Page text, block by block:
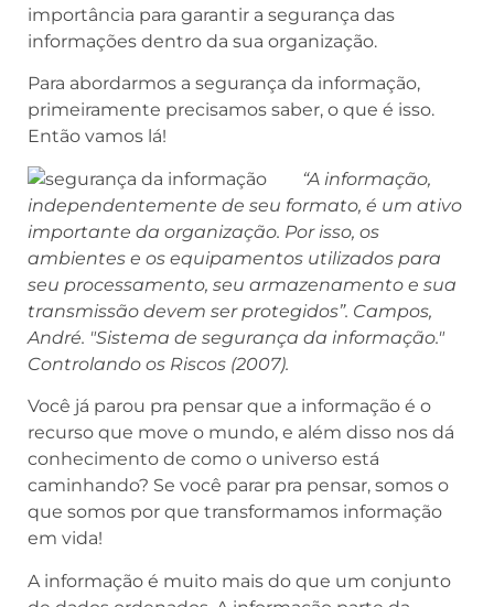
importância para garantir a segurança das
informações dentro da sua organização.
Para abordarmos a segurança da informação,
primeiramente precisamos saber, o que é isso.
Então vamos lá!
“A informação,
independentemente de seu formato, é um ativo
importante da organização. Por isso, os
ambientes e os equipamentos utilizados para
seu processamento, seu armazenamento e sua
transmissão devem ser protegidos”. Campos,
André. "Sistema de segurança da informação."
Controlando os Riscos (2007).
Você já parou pra pensar que a informação é o
recurso que move o mundo, e além disso nos dá
conhecimento de como o universo está
caminhando? Se você parar pra pensar, somos o
que somos por que transformamos informação
em vida!
A informação é muito mais do que um conjunto